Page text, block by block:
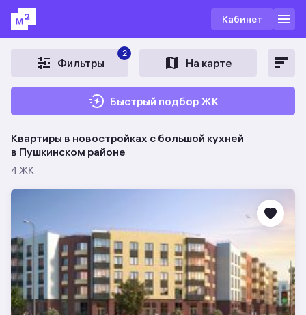
Кабинет
Фильтры
2
На карте
Быстрый подбор ЖК
Квартиры в новостройках c большой кухней
в Пушкинском районе
4 ЖК